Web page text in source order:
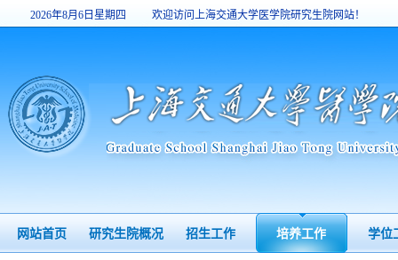
网站首页 研究生院概况 招生工作 培养工作 学位
2026年8月6日星期四
19:56:03
欢迎访问上海交通大学医学院研究生院网站！